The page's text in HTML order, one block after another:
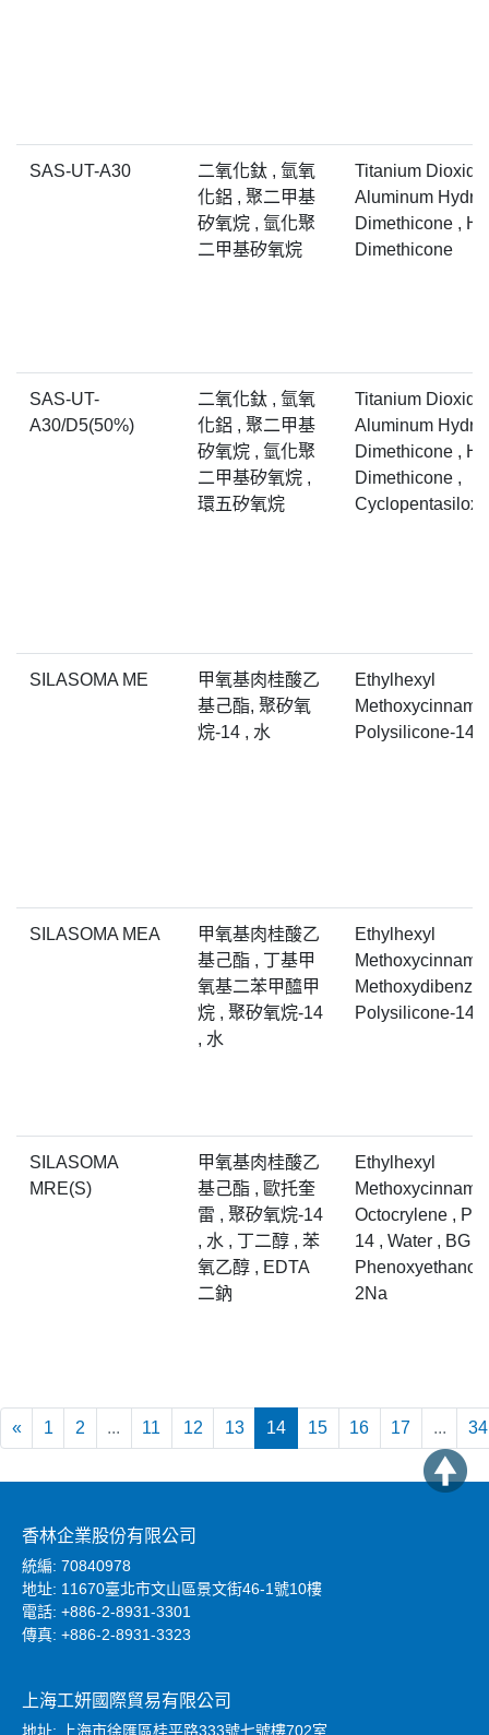
SAS-UT-A30
二氧化鈦 , 氫氧
化鋁 , 聚二甲基
矽氧烷 , 氫化聚
二甲基矽氧烷
Titanium Dioxide
Aluminum
Dimethicone ,
Dimethicone
SAS-UT-
A30/D5(50%)
二氧化鈦 , 氫氧
化鋁 , 聚二甲基
矽氧烷 , 氫化聚
二甲基矽氧烷 ,
環五矽氧烷
Titanium Dioxide
Aluminum
Dimethicone ,
Dimethicone ,
SILASOMA ME
甲氧基肉桂酸乙
基己酯, 聚矽氧
烷-14 , 水
Ethylhexyl
Polysilicone-14,
SILASOMA MEA
甲氧基肉桂酸乙
基己酯 , 丁基甲
氧基二苯甲醯甲
烷 , 聚矽氧烷-14
, 水
Ethylhexyl
Polysilicone-14,
SILASOMA
MRE(S)
甲氧基肉桂酸乙
基己酯 , 歐托奎
雷 , 聚矽氧烷-14
, 水 , 丁二醇 , 苯
氧乙醇 , EDTA
二鈉
Ethylhexyl
Octocrylene ,
14 , Water , BG ,
Phenoxyethanol
2Na
« 1 2 ... 11 12 13 14 15 16 17 ... 34
香林企業股份有限公司
統編: 70840978
地址: 11670臺北市文山區景文街46-1號10樓
電話: +886-2-8931-3301
傳真: +886-2-8931-3323
上海工妍國際貿易有限公司
地址: 上海市徐匯區桂平路333號七號樓702室